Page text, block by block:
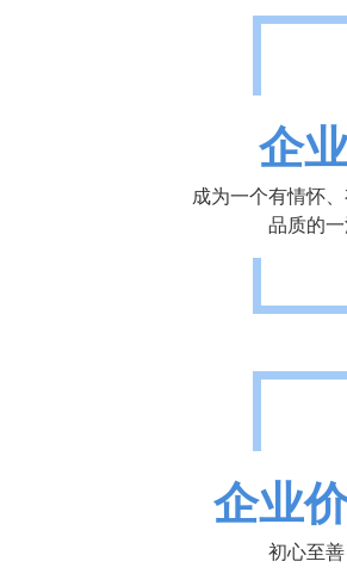
企
成为一个有情怀
品质的
企业
初心至